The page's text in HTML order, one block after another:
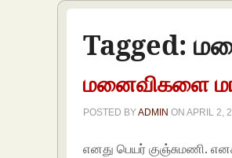
Tagged:
மனைவிகளை
POSTED BYADMIN ONAPRIL 2,
எனது பெயர் குஞ்சுமணி.